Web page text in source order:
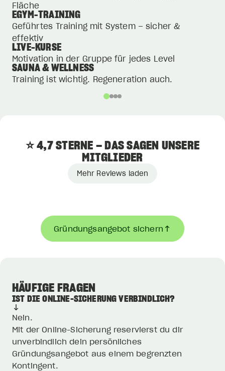
Fläche
EGYM-TRAINING
Geführtes Training mit System – sicher &
effektiv
LIVE-KURSE
Motivation in der Gruppe für jedes Level
SAUNA & WELLNESS
Training ist wichtig. Regeneration auch.
⭐ 4,7 STERNE – DAS SAGEN UNSERE
MITGLIEDER
Mehr Reviews laden
Gründungsangebot sichern
HÄUFIGE FRAGEN
IST DIE ONLINE-SICHERUNG VERBINDLICH?
Nein.
Mit der Online-Sicherung reservierst du dir
unverbindlich dein persönliches
Gründungsangebot aus einem begrenzten
Kontingent.